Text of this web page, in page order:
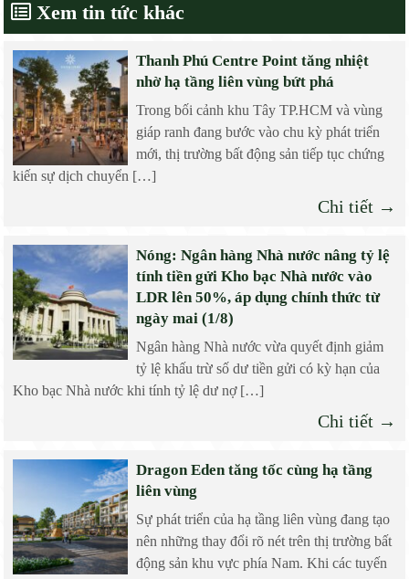
Xem tin tức khác
Thanh Phú Centre Point tăng nhiệt
nhờ hạ tầng liên vùng bứt phá
Trong bối cảnh khu Tây TP.HCM và vùng
giáp ranh đang bước vào chu kỳ phát triển
mới, thị trường bất động sản tiếp tục chứng
kiến sự dịch chuyển […]
Chi tiết →
Nóng: Ngân hàng Nhà nước nâng tỷ lệ
tính tiền gửi Kho bạc Nhà nước vào
LDR lên 50%, áp dụng chính thức từ
ngày mai (1/8)
Ngân hàng Nhà nước vừa quyết định giảm
tỷ lệ khấu trừ số dư tiền gửi có kỳ hạn của
Kho bạc Nhà nước khi tính tỷ lệ dư nợ […]
Chi tiết →
Dragon Eden tăng tốc cùng hạ tầng
liên vùng
Sự phát triển của hạ tầng liên vùng đang tạo
nên những thay đổi rõ nét trên thị trường bất
động sản khu vực phía Nam. Khi các tuyến